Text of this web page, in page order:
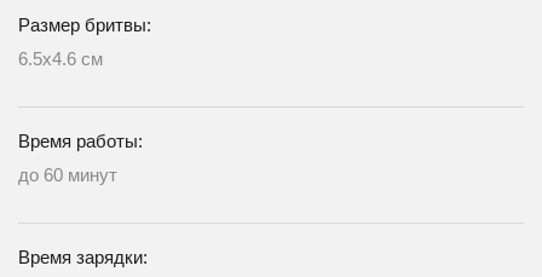
Размер бритвы:
6.5х4.6 см
Время работы:
до 60 минут
Время зарядки: